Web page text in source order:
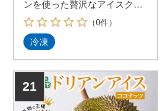
ンを使った贅沢なアイスクリ
ームをお届けします
（0件）
冷凍
21